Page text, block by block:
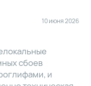
10 июня 2026
сбоев
и